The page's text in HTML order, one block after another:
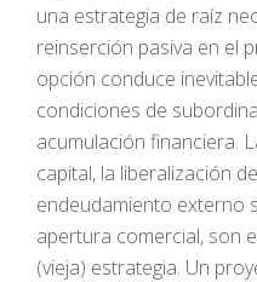
una estrategia de raíz
reinserción pasiva en el
opción conduce
condiciones de
acumulación financiera.
capital, la liberalización
endeudamiento externo
apertura comercial, son
(vieja) estrategia. Un